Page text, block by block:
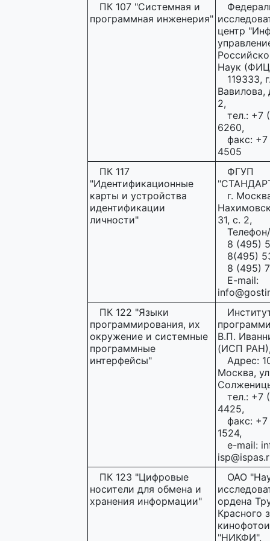
ПК 107 "Системная и
программная инженерия"
центр
Наук
119333,
Вавилова,
2,
тел.: +7
6260,
факс:
4505
ПК 117
"Идентификационные
карты и устройства
идентификации
личности"
ФГУП
г.
31, с. 2,
8 (495)
8(495)
8 (495)
E-mail:
ПК 122 "Языки
программирования, их
окружение и системные
программные
интерфейсы"
В.П.
(ИСП
Адрес:
Москва,
тел.: +7
4425,
факс:
1524,
e-mail:
ПК 123 "Цифровые
носители для обмена и
хранения информации"
ОАО
ордена
Красного
"НИКФИ",